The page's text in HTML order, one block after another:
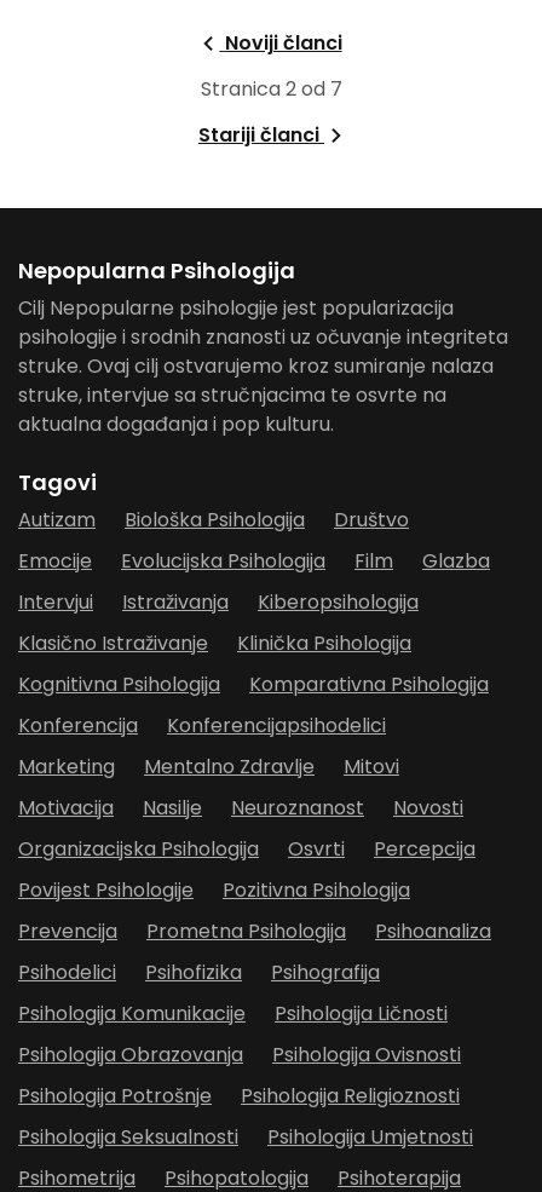
Noviji članci
Stranica 2 od 7
Stariji članci
Nepopularna Psihologija
Cilj Nepopularne psihologije jest popularizacija
psihologije i srodnih znanosti uz očuvanje integriteta
struke. Ovaj cilj ostvarujemo kroz sumiranje nalaza
struke, intervjue sa stručnjacima te osvrte na
aktualna događanja i pop kulturu.
Tagovi
Autizam Biološka Psihologija
Društvo
Emocije
Evolucijska Psihologija Film
Glazba
Intervjui
Istraživanja
Kiberopsihologija
Klasično Istraživanje
Klinička Psihologija
Kognitivna Psihologija
Komparativna Psihologija
Konferencija
Konferencijapsihodelici
Marketing
Mentalno Zdravlje
Mitovi
Motivacija
Nasilje Neuroznanost
Novosti
Organizacijska Psihologija
Osvrti
Percepcija
Povijest Psihologije
Pozitivna Psihologija
Prevencija
Prometna Psihologija
Psihoanaliza
Psihodelici
Psihofizika
Psihografija
Psihologija Komunikacije
Psihologija Ličnosti
Psihologija Obrazovanja
Psihologija Ovisnosti
Psihologija Potrošnje
Psihologija Religioznosti
Psihologija Seksualnosti
Psihologija Umjetnosti
Psihometrija
Psihopatologija Psihoterapija